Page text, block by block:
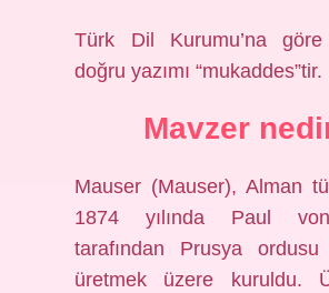
Türk Dil Kurumu’na göre
doğru yazımı “mukaddes”tir.
Mavzer
Mauser (Mauser), Alman
1874 yılında Paul
tarafından Prusya
üretmek üzere kuruldu.